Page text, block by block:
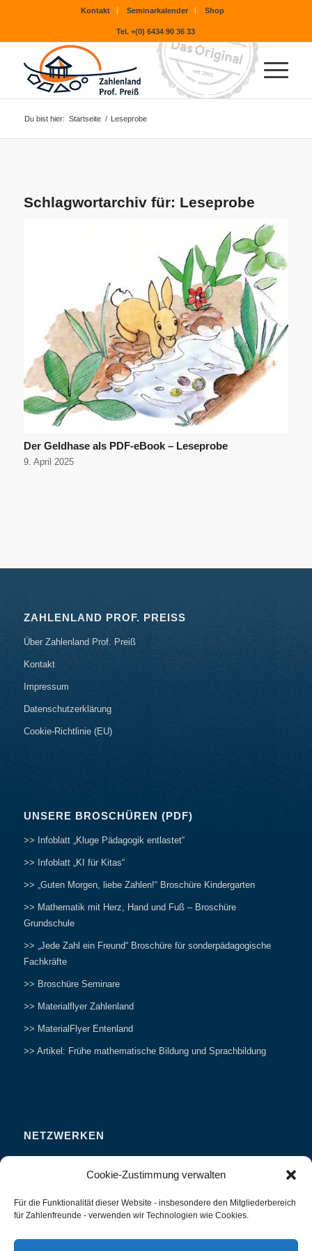
Cookie-Zustimmung verwalten
Für die Funktionalität dieser Website - insbesondere den Mitgliederbereich
für Zahlenfreunde - verwenden wir Technologien wie Cookies.
Kontakt Seminarkalender Shop
Tel. +(0) 6434 90 36 33
Du bist hier: Startseite / Leseprobe
Schlagwortarchiv für: Leseprobe
Der Geldhase als PDF-eBook – Leseprobe
9. April 2025
ZAHLENLAND PROF. PREISS
Über Zahlenland Prof. Preiß
Kontakt
Impressum
Datenschutzerklärung
Cookie-Richtlinie (EU)
UNSERE BROSCHÜREN (PDF)
>> Infoblatt „Kluge Pädagogik entlastet“
>> Infoblatt „KI für Kitas“
>> „Guten Morgen, liebe Zahlen!“ Broschüre Kindergarten
>> Mathematik mit Herz, Hand und Fuß – Broschüre
Grundschule
>> „Jede Zahl ein Freund“ Broschüre für sonderpädagogische
Fachkräfte
>> Broschüre Seminare
>> Materialflyer Zahlenland
>> MaterialFlyer Entenland
>> Artikel: Frühe mathematische Bildung und Sprachbildung
NETZWERKEN
Studieren